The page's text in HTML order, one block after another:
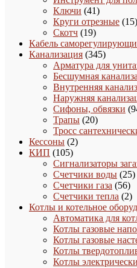
Ключи 4141
товар
Круги отрезные 15
Скотч 1919
товаров
Кабель
Канализация 345345
товаров
Арматура для
Бесшумная
Внутренняя
Наружняя
Сифоны, обвязки
Трапы 2020
товаров
Тросс
Кессоны 22
КИП 105105
товаров
Сигнализаторы
Счетчики воды 2525
Счетчики газа 5656
Счетчики тепла 22
Котлы и котельное
Автоматика для
Котлы газовые
Котлы газовые
Котлы
Котлы